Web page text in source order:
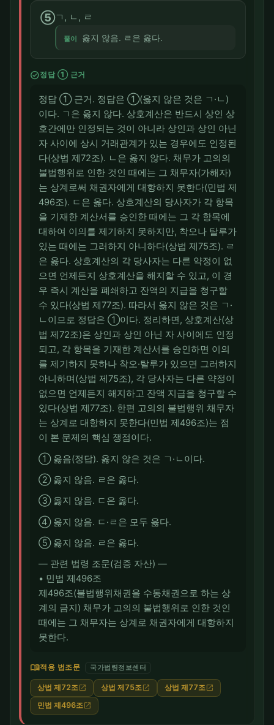
⑤ㄱ, ㄴ, ㄹ
풀이 옳지 않음. ㄹ은 옳다.
check_circle정답 ① 근거
정답 ① 근거. 정답은 ①(옳지 않은 것은 ㄱ·ㄴ)
이다. ㄱ은 옳지 않다. 상호계산은 반드시 상인 상
호간에만 인정되는 것이 아니라 상인과 상인 아닌
자 사이에 상시 거래관계가 있는 경우에도 인정된
다(상법 제72조). ㄴ은 옳지 않다. 채무가 고의의
불법행위로 인한 것인 때에는 그 채무자(가해자)
는 상계로써 채권자에게 대항하지 못한다(민법 제
496조). ㄷ은 옳다. 상호계산의 당사자가 각 항목
을 기재한 계산서를 승인한 때에는 그 각 항목에
대하여 이의를 제기하지 못하지만, 착오나 탈루가
있는 때에는 그러하지 아니하다(상법 제75조). ㄹ
은 옳다. 상호계산의 각 당사자는 다른 약정이 없
으면 언제든지 상호계산을 해지할 수 있고, 이 경
우 즉시 계산을 폐쇄하고 잔액의 지급을 청구할
수 있다(상법 제77조). 따라서 옳지 않은 것은 ㄱ·
ㄴ이므로 정답은 ①이다. 정리하면, 상호계산(상
법 제72조)은 상인과 상인 아닌 자 사이에도 인정
되고, 각 항목을 기재한 계산서를 승인하면 이의
를 제기하지 못하나 착오·탈루가 있으면 그러하지
아니하며(상법 제75조), 각 당사자는 다른 약정이
없으면 언제든지 해지하고 잔액 지급을 청구할 수
있다(상법 제77조). 한편 고의의 불법행위 채무자
는 상계로 대항하지 못한다(민법 제496조)는 점
이 본 문제의 핵심 쟁점이다.
① 옳음(정답). 옳지 않은 것은 ㄱ·ㄴ이다.
② 옳지 않음. ㄹ은 옳다.
③ 옳지 않음. ㄷ은 옳다.
④ 옳지 않음. ㄷ·ㄹ은 모두 옳다.
⑤ 옳지 않음. ㄹ은 옳다.
― 관련 법령 조문(검증 자산) ―
• 민법 제496조
제496조(불법행위채권을 수동채권으로 하는 상
계의 금지) 채무가 고의의 불법행위로 인한 것인
때에는 그 채무자는 상계로 채권자에게 대항하지
못한다.
menu_book적용 법조문 국가법령정보센터
상법 제72조 open_in_new 상법 제75조 open_in_new 상법 제77조 open_in_new
민법 제496조 open_in_new